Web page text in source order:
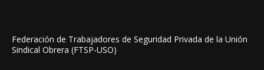
Federación de Trabajadores de Seguridad Privada de la Unión
Sindical Obrera (FTSP-USO)